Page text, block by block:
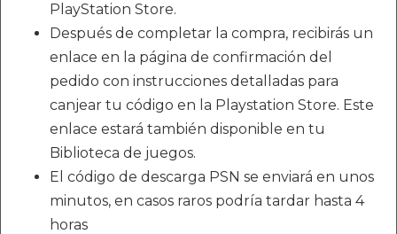
PlayStation Store.
Después de completar la compra, recibirás un
enlace en la página de confirmación del
pedido con instrucciones detalladas para
canjear tu código en la Playstation Store. Este
enlace estará también disponible en tu
Biblioteca de juegos.
El código de descarga PSN se enviará en unos
minutos, en casos raros podría tardar hasta 4
horas